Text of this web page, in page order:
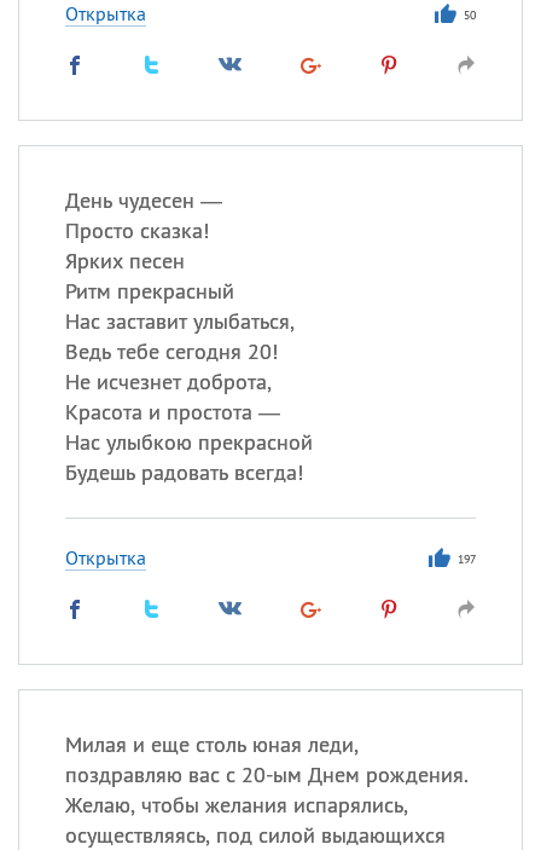
Открытка 50
День чудесен —
Просто сказка!
Ярких песен
Ритм прекрасный
Нас заставит улыбаться,
Ведь тебе сегодня 20!
Не исчезнет доброта,
Красота и простота —
Нас улыбкою прекрасной
Будешь радовать всегда!
Открытка 197
Милая и еще столь юная леди,
поздравляю вас с 20-ым Днем рождения.
Желаю, чтобы желания испарялись,
осуществляясь, под силой выдающихся